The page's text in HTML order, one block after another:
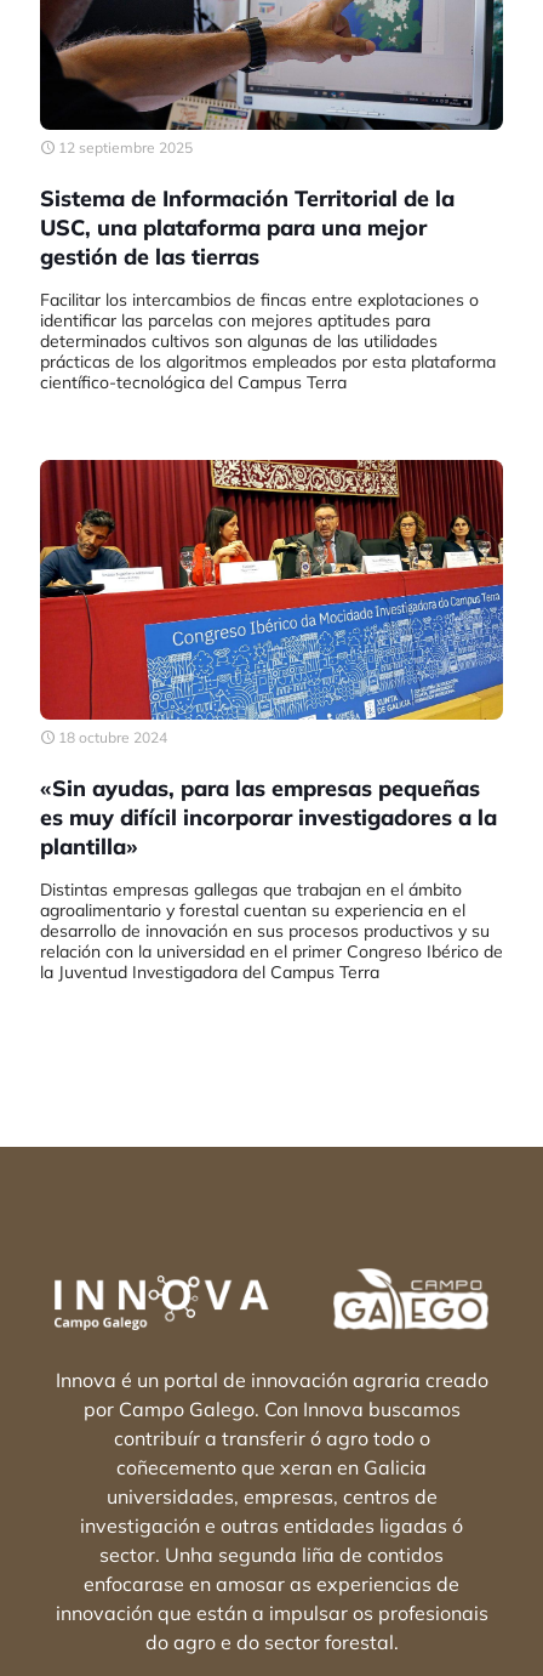
12 septiembre 2025
Sistema de Información Territorial de la
USC, una plataforma para una mejor
gestión de las tierras
Facilitar los intercambios de fincas entre explotaciones o
identificar las parcelas con mejores aptitudes para
determinados cultivos son algunas de las utilidades
prácticas de los algoritmos empleados por esta plataforma
científico-tecnológica del Campus Terra
18 octubre 2024
«Sin ayudas, para las empresas pequeñas
es muy difícil incorporar investigadores a la
plantilla»
Distintas empresas gallegas que trabajan en el ámbito
agroalimentario y forestal cuentan su experiencia en el
desarrollo de innovación en sus procesos productivos y su
relación con la universidad en el primer Congreso Ibérico de
la Juventud Investigadora del Campus Terra
Innova é un portal de innovación agraria creado
por Campo Galego. Con Innova buscamos
contribuír a transferir ó agro todo o
coñecemento que xeran en Galicia
universidades, empresas, centros de
investigación e outras entidades ligadas ó
sector. Unha segunda liña de contidos
enfocarase en amosar as experiencias de
innovación que están a impulsar os profesionais
do agro e do sector forestal.